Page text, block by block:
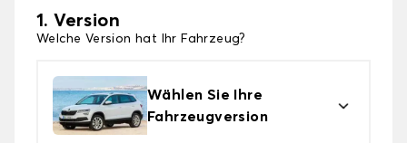
1. Version
Welche Version hat Ihr Fahrzeug?
Wählen Sie Ihre
Fahrzeugversion